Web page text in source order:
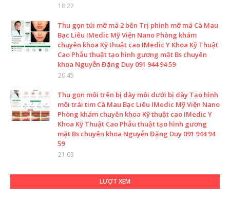
18:22
Thu gọn túi mỡ má 2 bên Trị phình mỡ má Cà Mau
Bạc Liêu IMedic Mỹ Viện Nano Phòng khám
chuyên khoa Kỹ thuật cao IMedic Y Khoa Kỹ Thuật
Cao Phẫu thuật tạo hình gương mặt Bs chuyên
khoa Nguyễn Đặng Duy 091 944 94 59
20:45
Thu gọn môi trên bị dày môi dưới bị dày Tạo hình
môi trái tim Cà Mau Bạc Liêu IMedic Mỹ Viện Nano
Phòng khám chuyên khoa Kỹ thuật cao IMedic Y
Khoa Kỹ Thuật Cao Phẫu thuật tạo hình gương
mặt Bs chuyên khoa Nguyễn Đặng Duy 091 944 94
59
21:03
LƯỢT XEM